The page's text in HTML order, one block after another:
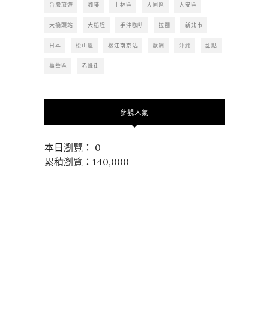
台灣旅遊 咖啡 士林區 大同區 大安區
大橋頭站 大稻埕 手沖咖啡 拉麵 新北市
日本 松山區 松江南京站 歐洲 沖繩 甜點
萬華區 赤峰街
參觀人氣
本日瀏覽： 0
累積瀏覽：140,000